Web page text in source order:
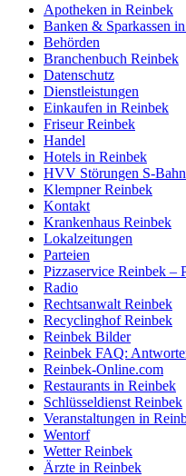
Apotheken in Reinbek
Banken & Sparkassen
Behörden
Branchenbuch Reinbek
Datenschutz
Dienstleistungen
Einkaufen in Reinbek
Friseur Reinbek
Handel
Hotels in Reinbek
HVV Störungen S-
Klempner Reinbek
Kontakt
Krankenhaus Reinbek
Lokalzeitungen
Parteien
Pizzaservice Reinbek –
Radio
Rechtsanwalt Reinbek
Recyclinghof Reinbek
Reinbek Bilder
Reinbek FAQ:
Reinbek-Online.com
Restaurants in Reinbek
Schlüsseldienst Reinbek
Veranstaltungen in
Wentorf
Wetter Reinbek
Ärzte in Reinbek